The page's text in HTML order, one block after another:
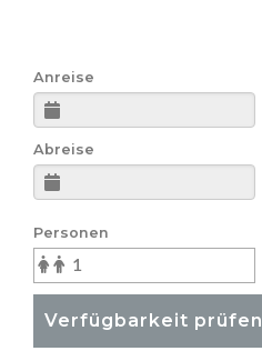
Anreise
Abreise
Personen
Verfügbarkeit prüfen